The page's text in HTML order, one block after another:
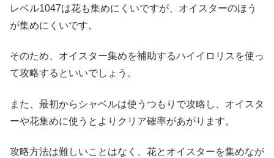
レベル1047は花も集めにくいですが、オイスターのほう
が集めにくいです。
そのため、オイスター集めを補助するハイイロリスを使っ
て攻略するといいでしょう。
また、最初からシャベルは使うつもりで攻略し、オイスタ
ーや花集めに使うとよりクリア確率があがります。
攻略方法は難しいことはなく、花とオイスターを集めなが